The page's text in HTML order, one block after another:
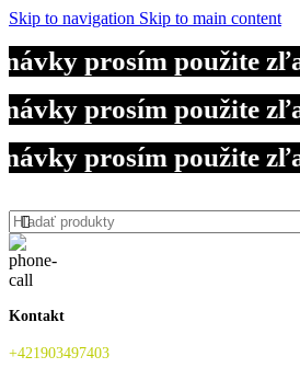
Skip to navigation Skip to main content
použite
použite
použite
Kontakt
+421903497403